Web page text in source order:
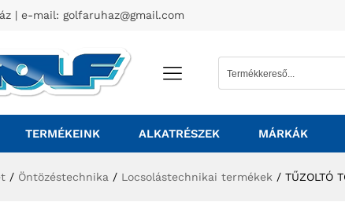
| e-mail: golfaruhaz@gmail.com
TERMÉKEINK ALKATRÉSZEK MÁRKÁK
/ Öntözéstechnika / Locsolástechnikai termékek / TŰZOLTÓ